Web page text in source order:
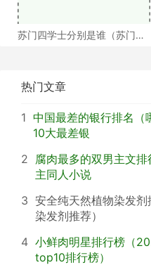
苏门四学士分别是谁（苏门四
热门文章
1 中国最差的银行排名（
10大最差银
2
腐肉最多的双男主文
主同人小说
3 安全纯天然植物染发
染发剂推荐）
4 小鲜肉明星排行榜（
top10排行榜）